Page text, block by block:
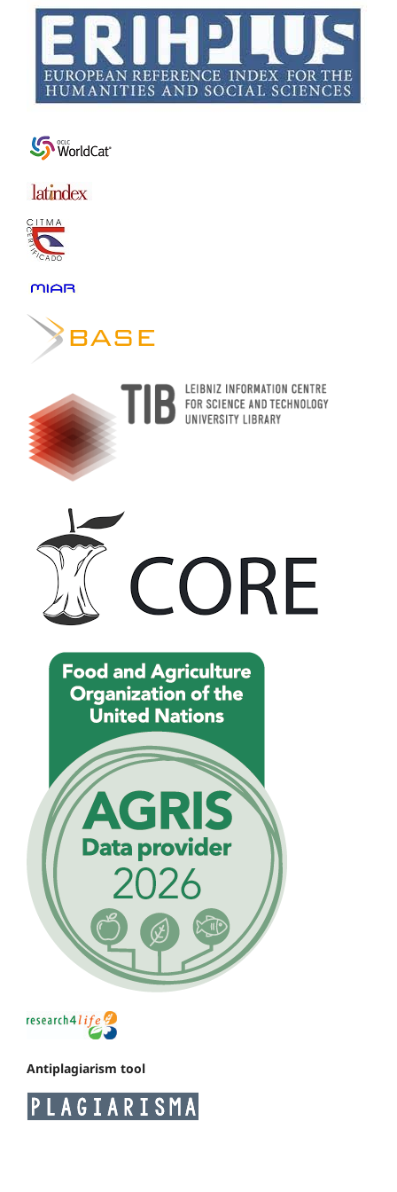
Antiplagiarism tool